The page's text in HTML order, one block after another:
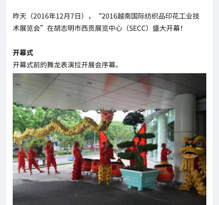
昨天（2016年12月7日），“2016越南国际纺织品印花工业技
术展览会”在胡志明市西贡展览中心（SECC）盛大开幕！
开幕式
开幕式前的舞龙表演拉开展会序幕。